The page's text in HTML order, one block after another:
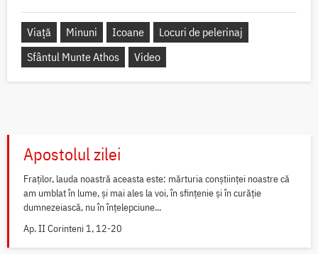
Viață Minuni Icoane
Locuri de pelerinaj
Sfântul Munte Athos
Video
Apostolul zilei
Fraților, lauda noastră aceasta este: mărturia conștiinței noastre că
am umblat în lume, și mai ales la voi, în sfințenie și în curăție
dumnezeiască, nu în înțelepciune...
Ap. II Corinteni 1, 12-20